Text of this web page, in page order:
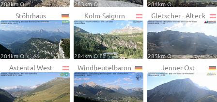
283km O 283km O 284km O
Stöhrhaus
284km O
Kolm-Saigurn
284km O
Gletscher - Alteck
285km O
Astental West Windbeutelbaron Jenner Ost